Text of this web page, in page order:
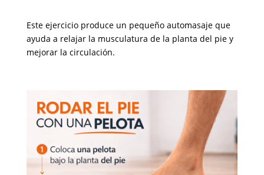
Este ejercicio produce un pequeño automasaje que
ayuda a relajar la musculatura de la planta del pie y
mejorar la circulación.